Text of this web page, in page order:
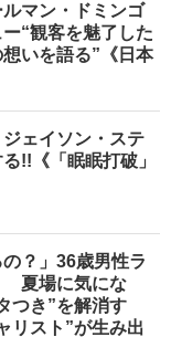
マン・ドミンゴ
“観客を魅了した
いを語る”《日本
ジェイソン・ステ
!!《「眠眠打破」
の？」36歳男性ラ
夏場に気にな
つき”を解消す
リスト”が生み出